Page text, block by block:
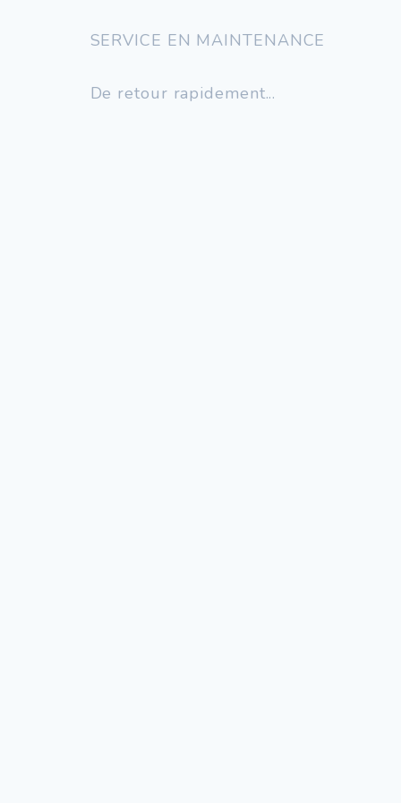
SERVICE EN MAINTENANCE
De retour rapidement...